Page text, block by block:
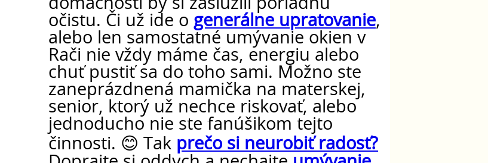
domácnosti by si zaslúžili poriadnu
očistu. Či už ide o generálne upratovanie,
alebo len samostatné umývanie okien v
Rači nie vždy máme čas, energiu alebo
chuť pustiť sa do toho sami. Možno ste
zaneprázdnená mamička na materskej,
senior, ktorý už nechce riskovať, alebo
jednoducho nie ste fanúšikom tejto
činnosti. 😊 Tak prečo si neurobiť radosť?